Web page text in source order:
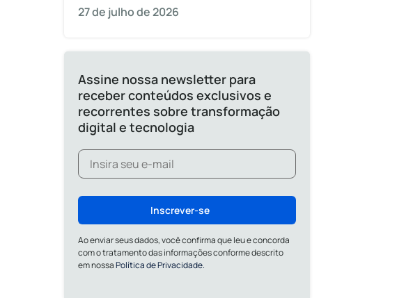
27 de julho de 2026
Assine nossa newsletter para
receber conteúdos exclusivos e
recorrentes sobre transformação
digital e tecnologia
Inscrever-se
Ao enviar seus dados, você confirma que leu e concorda
com o tratamento das informações conforme descrito
em nossaPolítica de Privacidade.